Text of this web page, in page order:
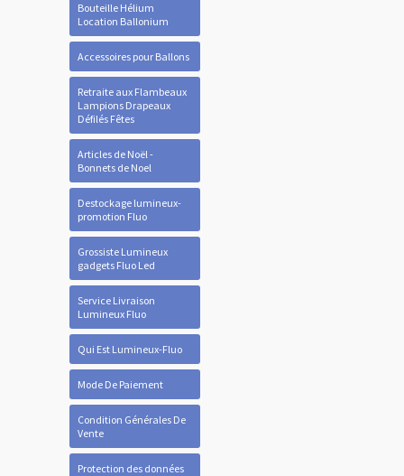
Bouteille Hélium
Location Ballonium
Accessoires pour Ballons
Retraite aux Flambeaux
Lampions Drapeaux
Défilés Fêtes
Articles de Noël -
Bonnets de Noel
Destockage lumineux-
promotion Fluo
Grossiste Lumineux
gadgets Fluo Led
Service Livraison
Lumineux Fluo
Qui Est Lumineux-Fluo
Mode De Paiement
Condition Générales De
Vente
Protection des données